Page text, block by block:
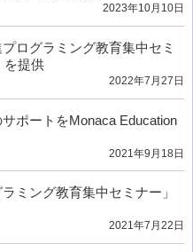
2023年10月10日
ログラミング教育集中セミ
を提供
2022年7月27日
ポートをMonaca Education
2021年9月18日
ミング教育集中セミナー」
2021年7月22日